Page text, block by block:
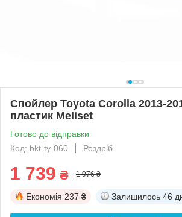
Спойлер Toyota Corolla 2013-
пластик Meliset
Готово до відправки
Код: bkt-ty-060
Роздріб
1 739 ₴ 1 976 ₴
Економія 237 ₴ Залишилось 46